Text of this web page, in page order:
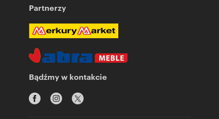
Partnerzy
Bądźmy w kontakcie